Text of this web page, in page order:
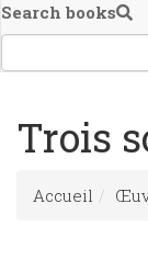
Search books
Trois
Accueil